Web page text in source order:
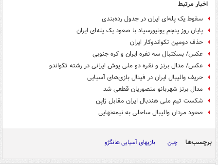
اخبار مرتبط
سقوط یک پله‌ای ایران در جدول رده‌بندی
پایان روز پنجم یونیورسیاد با صعود یک پله‌ای ایران
حذف دومین تکواندوکار ایران
عکس/ بسکتبال سه نفره ایران و کره جنوبی
عکس/ مدال برنز و نقره دو ملی پوش ایرانی در رشته تکواندو
حریف والیبال ایران در فینال بازی‌های‌ آسیایی
مدال برنز شهربانو منصوریان قطعی شد
شکست تیم ملی هندبال ایران مقابل ژاپن
صعود مردان والیبال ساحلی به نیمه‌نهایی
برچسب‌ها چین بازیهای آسیایی هانگژو